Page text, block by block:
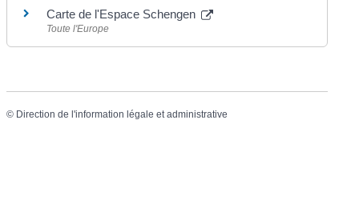
Carte de l'Espace Schengen
Toute l'Europe
© Direction de l'information légale et administrative